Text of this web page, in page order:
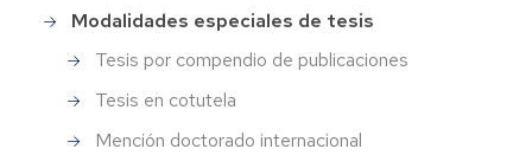
Modalidades especiales de tesis
Tesis por compendio de publicaciones
Tesis en cotutela
Mención doctorado internacional